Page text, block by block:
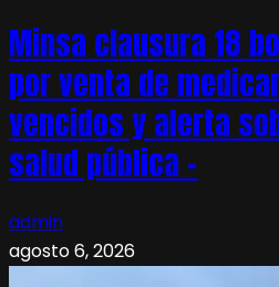
Minsa clausura 18
por venta de
vencidos y alerta
salud pública –
admin
agosto 6, 2026